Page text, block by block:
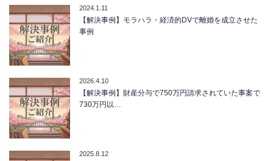
2024.1.11
【解決事例】モラハラ・経済的DVで離婚を成立させた
事例
2026.4.10
【解決事例】財産分与で750万円請求されていた事案で
730万円以…
2025.8.12